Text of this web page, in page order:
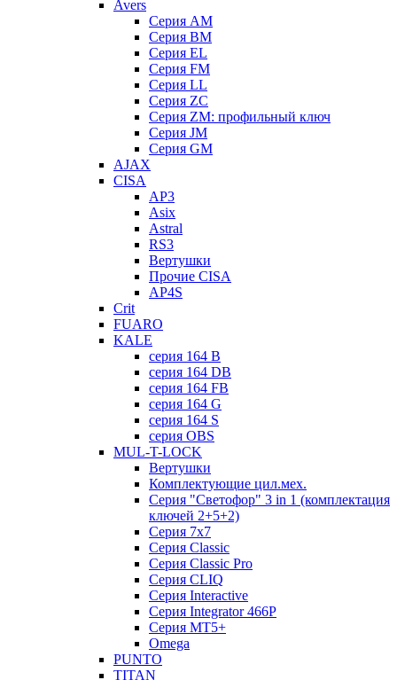
Avers
Серия AM
Серия BM
Серия EL
Серия FM
Серия LL
Серия ZC
Серия ZM: профильный ключ
Серия JM
Серия GM
AJAX
CISA
AP3
Asix
Astral
RS3
Вертушки
Прочие CISA
AP4S
Crit
FUARO
KALE
серия 164 B
серия 164 DB
серия 164 FB
серия 164 G
серия 164 S
серия OBS
MUL-T-LOCK
Вертушки
Комплектующие цил.мех.
Серия "Светофор" 3 in 1 (комплектация
ключей 2+5+2)
Серия 7х7
Серия Classic
Серия Classic Pro
Серия CLIQ
Серия Interactive
Серия Integrator 466P
Серия MT5+
Omega
PUNTO
TITAN